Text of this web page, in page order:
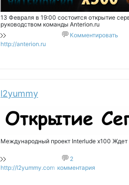
13 Февраля в 19:00 состоится открытие
руководством команды Anterion.ru
http://anterion.ru
Комментировать
l2yummy
Международный проект Interlude x100 Ждет
http://l2yummy.com
2
комментария